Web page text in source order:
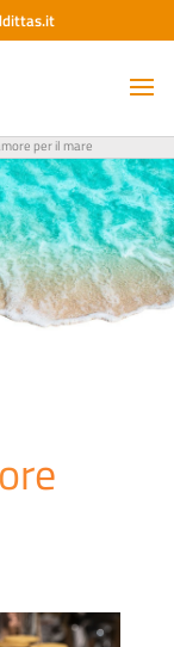
per il mare